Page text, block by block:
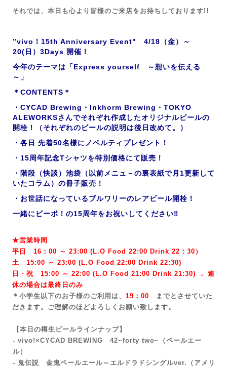
それでは、本日も心より皆様のご来店をお待ちしております!!
”vivo！15th Anniversary Event" 4/18（金）～
20(日）3Days 開催！
今年のテーマは「Express yourself ～想いを伝える
～」
＊CONTENTS＊
・CYCAD Brewing・Inkhorm Brewing・TOKYO
ALEWORKSさんでそれぞれ作成したオリジナルビールの
開栓！（それぞれのビールの説明は後日改めて。）
・各日 先着50名様にノベルティプレゼント！
・15周年記念Tシャツを特別価格にて販売！
・階段（快談）池袋（以前メニュ－の裏表紙で月1更新して
いたコラム）の冊子販売！
・お世話になっているブルワリーのレアビール開栓！
一緒にビーボ！の15周年をお祝いしてください‼
★営業時間
平日 16：00 ～ 23:00 (L.O Food 22:00 Drink 22：30）
土 15:00 ～ 23:00 ( L.O Food 22:00 Drink 22:30)
日・祝 15:00 ～ 22:00 ( L.O Food 21:00 Drink 21:30) → 連
休の場合は最終日のみ
＊小学生以下のお子様のご利用は、 19：00
までとさせていた
だきます。ご理解のほどよろしくお願い致します。
【本日の樽生ビールラインナップ】
- vivo!×CYCAD BREWING 42~forty two~
（ペールエー
ル）
- 鬼伝説 金鬼ペールエール～エルドラドシングルver.（アメリ